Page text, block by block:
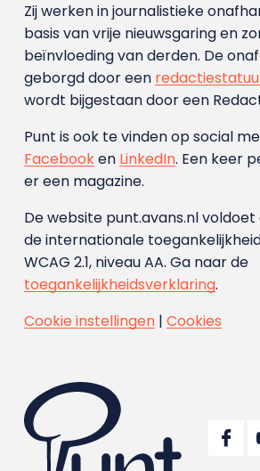
Zij werken in journalistieke
basis van vrije nieuwsgaring en
beïnvloeding van derden. De
geborgd door een
wordt bijgestaan door een
Punt is ook te vinden op social
Facebooken LinkedIn. Een keer
er een magazine.
De website punt.avans.nl
de internationale
WCAG 2.1, niveau AA. Ga naar de
toegankelijkheidsverklaring.
Cookie instellingen| Cookies